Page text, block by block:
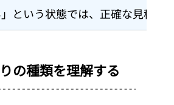
という状態では、正確な見積も
の種類を理解する